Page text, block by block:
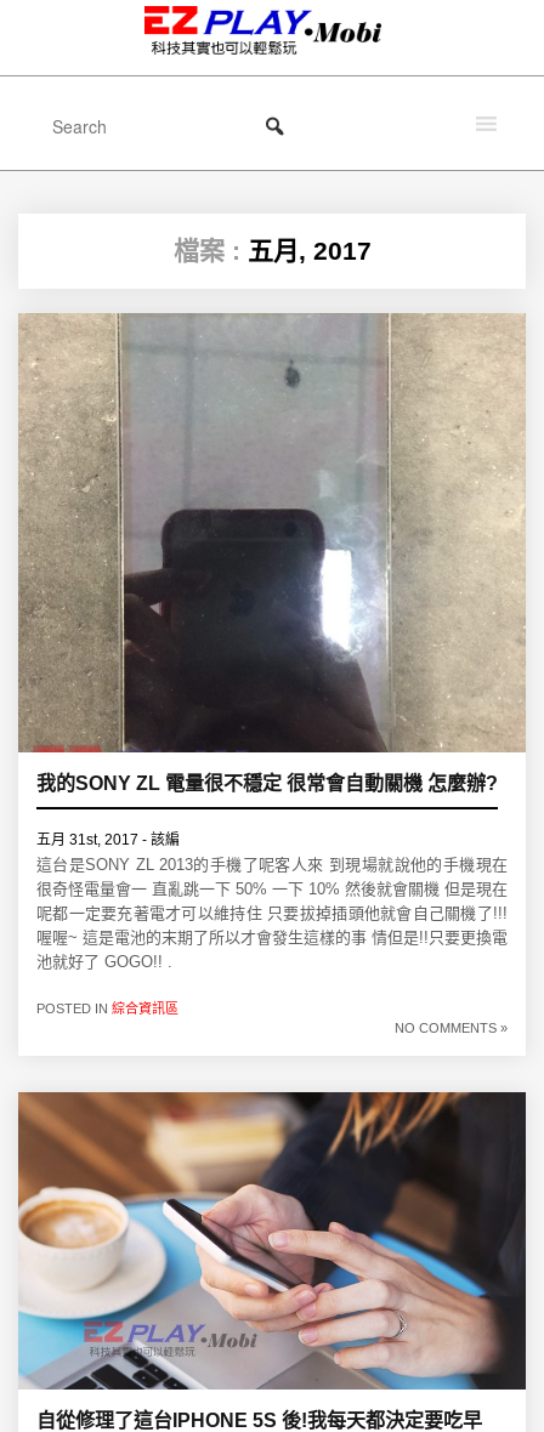
檔案 : 五月, 2017
我的SONY ZL 電量很不穩定 很常會自動關機 怎麼辦?
五月 31st, 2017 - 該編
這台是SONY ZL 2013的手機了呢客人來 到現場就說他的手機現在
很奇怪電量會一 直亂跳一下 50% 一下 10% 然後就會關機 但是現在
呢都一定要充著電才可以維持住 只要拔掉插頭他就會自己關機了!!!
喔喔~ 這是電池的末期了所以才會發生這樣的事 情但是!!只要更換電
池就好了 GOGO!! .
POSTED IN 綜合資訊區
NO COMMENTS »
自從修理了這台IPHONE 5S 後!我每天都決定要吃早